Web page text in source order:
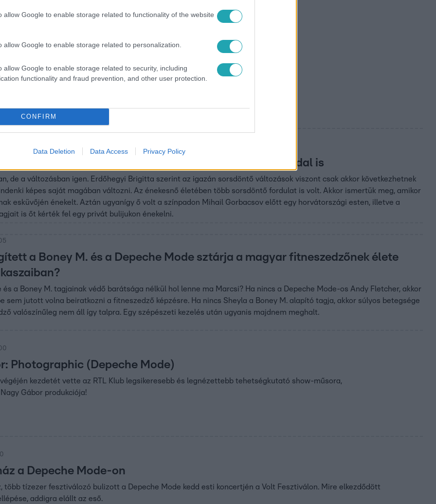
allow Google to enable storage related to functionality of the website
allow Google to enable storage related to personalization.
allow Google to enable storage related to security, including
functionality and fraud prevention, and other user protection.
CONFIRM
Data Deletion Data Access Privacy Policy
volt.
Brigittának köszönhetően van már magyar James Bond dal is
de a változásban igen. Erdőhegyi Brigitta szerint az igazán sorsdöntő változások viszont csak akkor következhetnek
képes saját magában változni. Az énekesnő életében több sorsdöntő fordulat is volt. Akkor ismertük meg, amikor
esküvőjén énekelt. Aztán ugyanígy ő volt a színpadon Mihail Gorbacsov előtt egy horvátországi esten, illetve a
is őt kérték fel egy privát bulijukon énekelni.
a Boney M. és a Depeche Mode sztárja a magyar fitneszedzőnek élete
és a Boney M. tagjainak védő barátsága nélkül hol lenne ma Marcsi? Ha nincs a Depeche Mode-os Andy Fletcher, akkor
sem jutott volna beiratkozni a fitneszedző képzésre. Ha nincs Sheyla a Boney M. alapító tagja, akkor súlyos betegsége
valószínűleg nem áll így talpra. Egy szépészeti kezelés után ugyanis majdnem meghalt.
Photographic (Depeche Mode)
kezdetét vette az RTL Klub legsikeresebb és legnézettebb tehetségkutató show-műsora,
Gábor produkciója!
a Depeche Mode-on
több tízezer fesztiválozó bulizott a Depeche Mode kedd esti koncertjén a Volt Fesztiválon. Mire elkezdődött
addigra elállt az eső.